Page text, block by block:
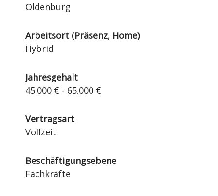
Oldenburg
Arbeitsort (Präsenz, Home)
Hybrid
Jahresgehalt
45.000 € - 65.000 €
Vertragsart
Vollzeit
Beschäftigungsebene
Fachkräfte